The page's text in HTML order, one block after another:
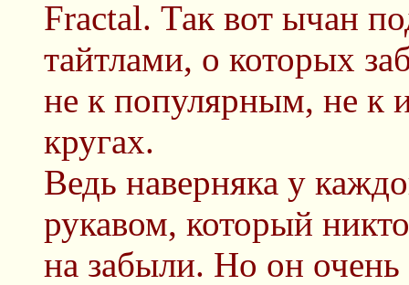
Fractal. Так вот ычан
тайтлами, о которых
не к популярным, не к
кругах.
Ведь наверняка у
рукавом, который
на забыли. Но он